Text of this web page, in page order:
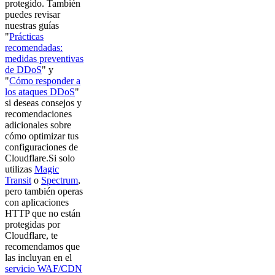
protegido. También
puedes revisar
nuestras guías
"Prácticas
recomendadas:
medidas preventivas
de DDoS" y
"Cómo responder a
los ataques DDoS"
si deseas consejos y
recomendaciones
adicionales sobre
cómo optimizar tus
configuraciones de
Cloudflare.Si solo
utilizas Magic
Transit o Spectrum,
pero también operas
con aplicaciones
HTTP que no están
protegidas por
Cloudflare, te
recomendamos que
las incluyan en el
servicio WAF/CDN